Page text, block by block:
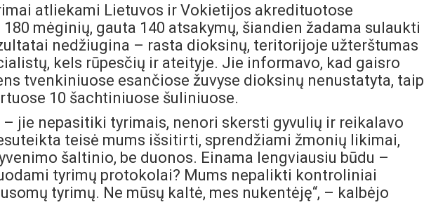
atliekami Lietuvos ir Vokietijos akredituotose
mėginių, gauta 140 atsakymų, šiandien žadama sulaukti
nedžiugina – rasta dioksinų, teritorijoje užterštumas
kels rūpesčių ir ateityje. Jie informavo, kad gaisro
tvenkiniuose esančiose žuvyse dioksinų nenustatyta, taip
10 šachtiniuose šuliniuose.
jie nepasitiki tyrimais, nenori skersti gyvulių ir reikalavo
teisė mums išsitirti, sprendžiami žmonių likimai,
šaltinio, be duonos. Einama lengviausiu būdu –
tyrimų protokolai? Mums nepalikti kontroliniai
tyrimų. Ne mūsų kaltė, mes nukentėję“, – kalbėjo